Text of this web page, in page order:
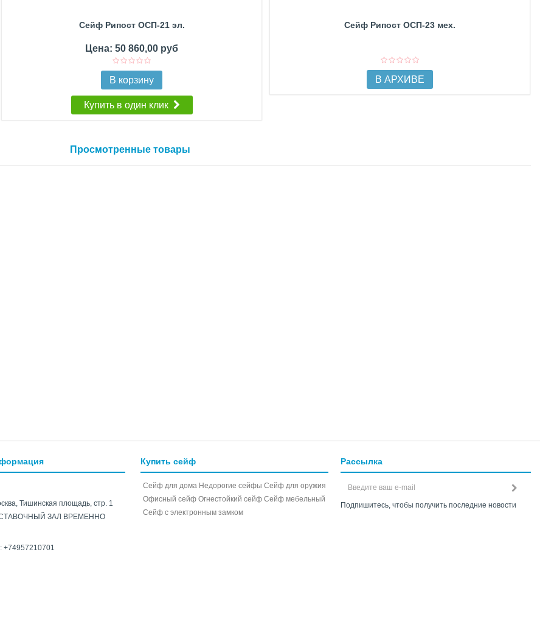
Сейф Рипост ОСП-21 эл.
Цена: 50 860,00 руб
В корзину
Купить в один клик
Сейф Рипост ОСП-23 мех.
В АРХИВЕ
Просмотренные товары
Тишинская площадь, стр. 1
ЗАЛ ВРЕМЕННО
+74957210701
Купить сейф
Сейф для дома Недорогие сейфы Сейф для оружия
Офисный сейф Огнестойкий сейф Сейф мебельный
Cейф с электронным замком
Рассылка
Подпишитесь, чтобы получить последние новости